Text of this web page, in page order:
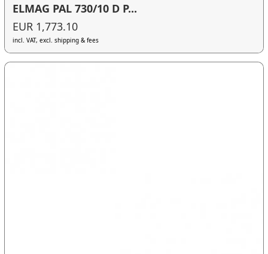
ELMAG PAL 730/10 D P...
EUR 1,773.10
incl. VAT, excl. shipping & fees